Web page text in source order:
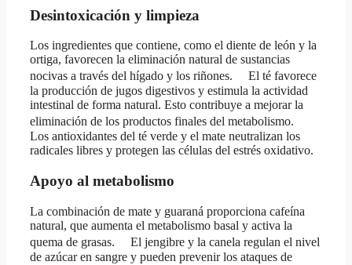
Desintoxicación y limpieza
Los ingredientes que contiene, como el diente de león y la
ortiga, favorecen la eliminación natural de sustancias
nocivas a través del hígado y los riñones. El té favorece
la producción de jugos digestivos y estimula la actividad
intestinal de forma natural. Esto contribuye a mejorar la
eliminación de los productos finales del metabolismo.
Los antioxidantes del té verde y el mate neutralizan los
radicales libres y protegen las células del estrés oxidativo.
Apoyo al metabolismo
La combinación de mate y guaraná proporciona cafeína
natural, que aumenta el metabolismo basal y activa la
quema de grasas. El jengibre y la canela regulan el nivel
de azúcar en sangre y pueden prevenir los ataques de